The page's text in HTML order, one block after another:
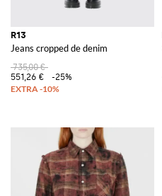
R13
Jeans cropped de denim
735,00 €
551,26 €
-25%